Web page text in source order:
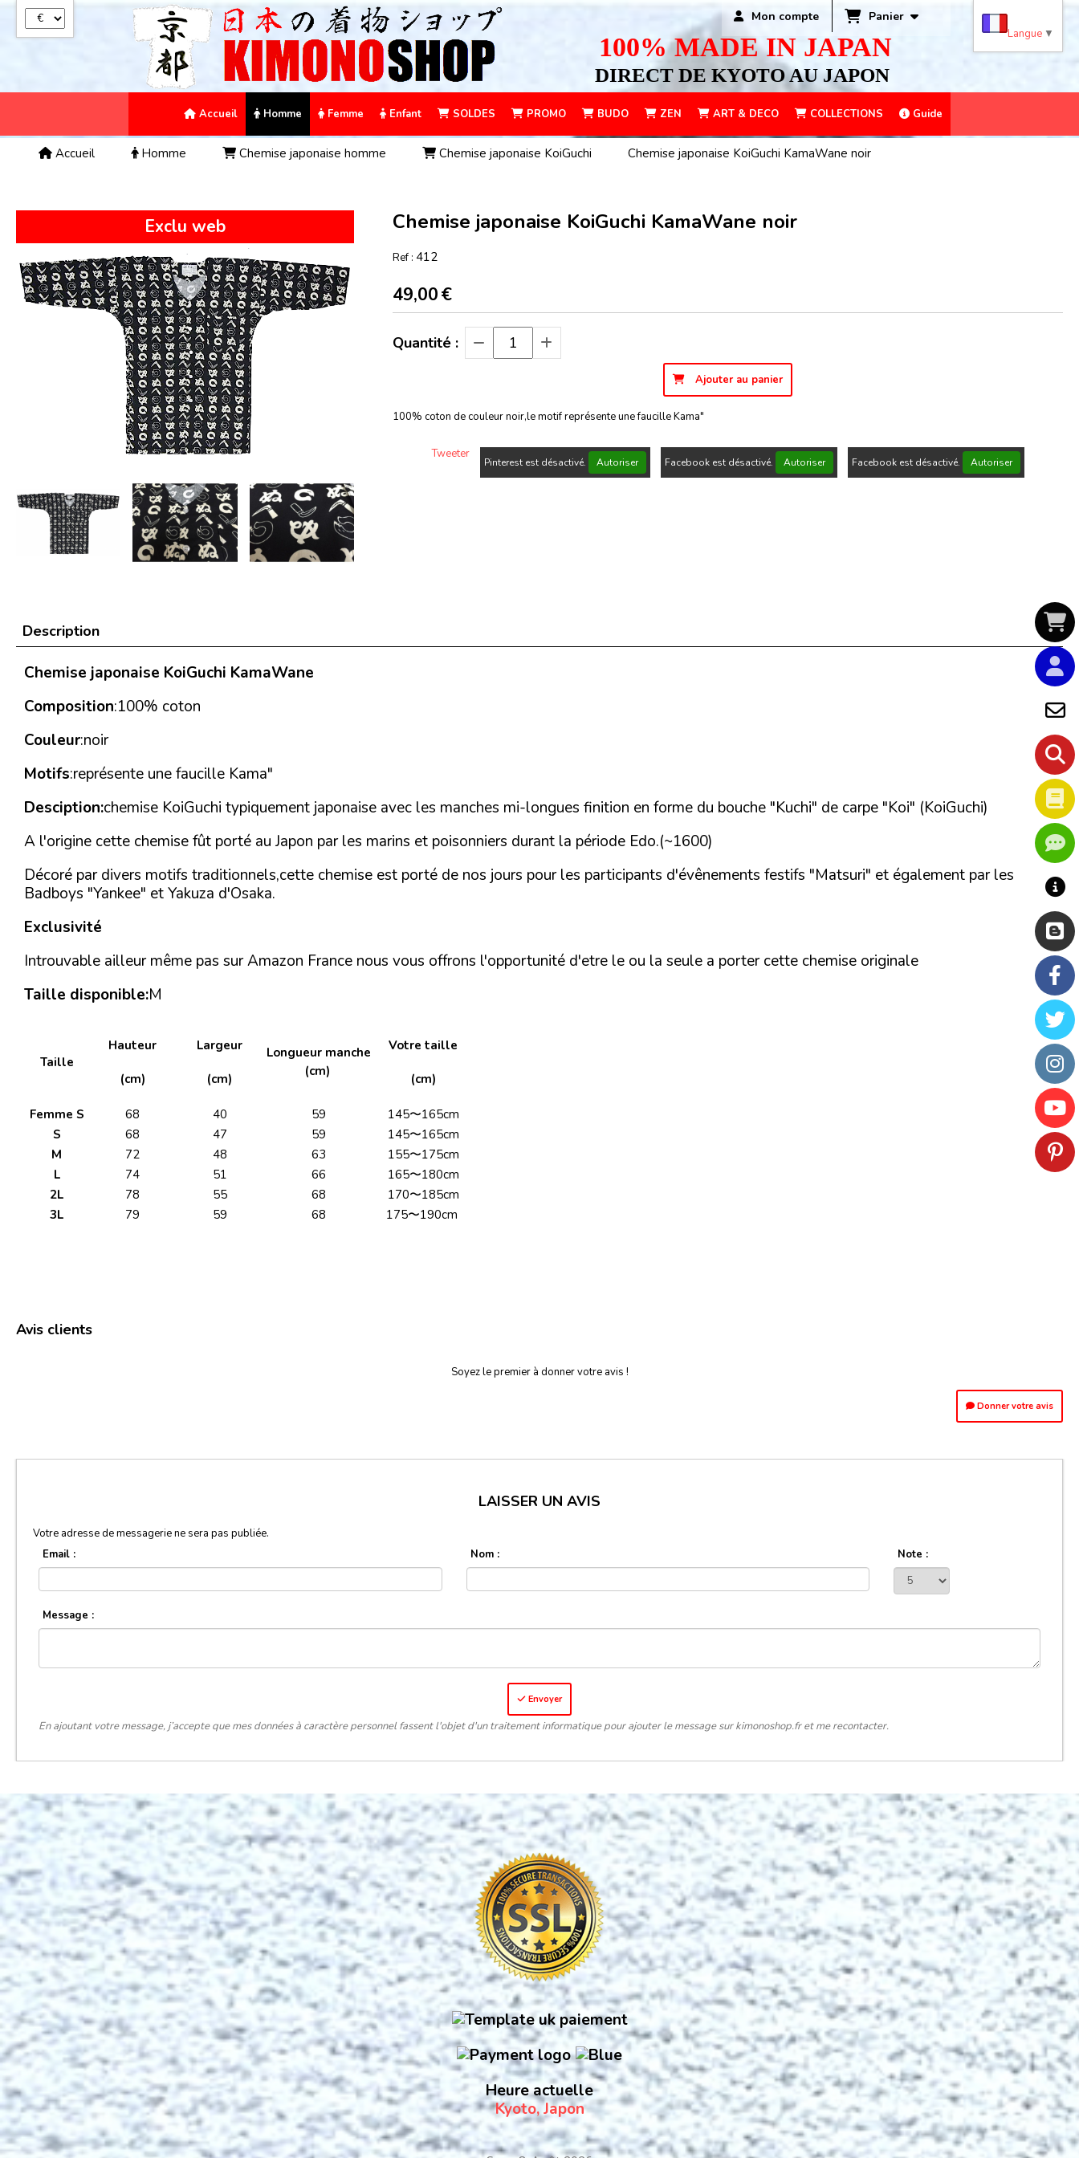
100% MADE IN JAPAN
DIRECT DE KYOTO AU JAPON
Mon compte Panier
Accueil Homme Femme Enfant SOLDES PROMO BUDO ZEN ART & DECO COLLECTIONS Guide
Accueil Homme Chemise japonaise homme Chemise japonaise KoiGuchi Chemise japonaise KoiGuchi KamaWane noir
Exclu web Chemise japonaise KoiGuchi KamaWane noir
Ref : 412
49,00€
Quantité :
Ajouter au panier
100% coton de couleur noir,le motif représente une faucille Kama"
Tweeter
Pinterest est désactivé. Autoriser Facebook est désactivé. Autoriser Facebook est désactivé. Autoriser
Description
Chemise japonaise KoiGuchi KamaWane
Composition:100% coton
Couleur:noir
Motifs:représente une faucille Kama"
Desciption:chemise KoiGuchi typiquement japonaise avec les manches mi-longues finition en forme du bouche "Kuchi" de carpe "Koi" (KoiGuchi)
A l'origine cette chemise fût porté au Japon par les marins et poisonniers durant la période Edo.(~1600)
Décoré par divers motifs traditionnels,cette chemise est porté de nos jours pour les participants d'évênements festifs "Matsuri" et également par les
Badboys "Yankee" et Yakuza d'Osaka.
Exclusivité
Introuvable ailleur même pas sur Amazon France nous vous offrons l'opportunité d'etre le ou la seule a porter cette chemise originale
Taille disponible:M
Taille
Hauteur
(cm)
Largeur
(cm)
Longueur manche
(cm)
Votre taille
(cm)
Femme S 68 40 59
145〜165cm
S
68 47 59
145〜165cm
M
72 48 63
155〜175cm
L
74 51 66
165〜180cm
2L
78 55 68
170〜185cm
3L
79 59 68 175〜190cm
Avis clients
Soyez le premier à donner votre avis !
Donner votre avis
LAISSER UN AVIS
Votre adresse de messagerie ne sera pas publiée.
Email :
Nom : Note :
Message :
Envoyer
En ajoutant votre message, j’accepte que mes données à caractère personnel fassent l'objet d'un traitement informatique pour ajouter le message sur kimonoshop.fr et me recontacter.
Heure actuelle
Kyoto, Japon
Langue ▼
Panneau de gestion des cookies